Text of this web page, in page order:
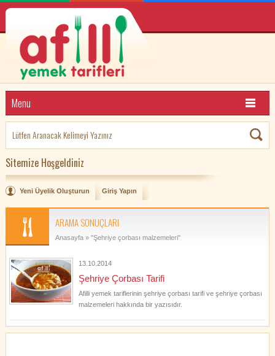
Menu
Sitemize Hoşgeldiniz
Yeni Üyelik Oluşturun Giriş Yapın
ARAMA SONUÇLARI
Anasayfa» "Şehriye çorbası malzemeleri"
13.10.2014
Şehriye Çorbası Tarifi
Afilli yemek tariflerinin şehriye çorbası tarifi ve şehriye çorbası
malzemeleri hakkında bir yazısıdır.